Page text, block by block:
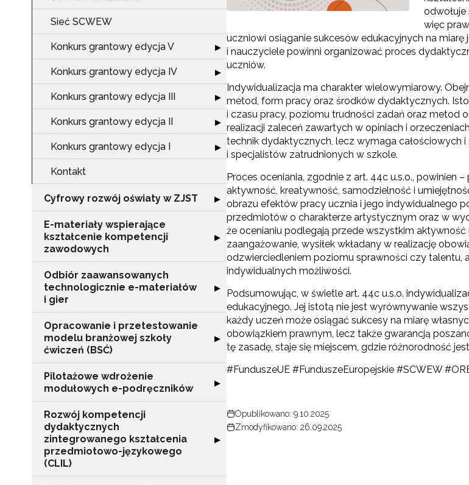
Sieć SCWEW
Konkurs grantowy edycja V Rozwiń sekcję "Konkurs grantowy edycja V"
▶
Konkurs grantowy edycja IV Rozwiń sekcję "Konkurs grantowy edycja IV"
▶
Konkurs grantowy edycja III Rozwiń sekcję "Konkurs grantowy edycja III"
▶
Konkurs grantowy edycja II Rozwiń sekcję "Konkurs grantowy edycja II"
▶
Konkurs grantowy edycja I Rozwiń sekcję "Konkurs grantowy edycja I"
▶
Kontakt
Cyfrowy rozwój oświaty w ZJST Rozwiń sekcję "Cyfrowy rozwój oświaty w ZJST"
▶
E-materiały wspierające
kształcenie kompetencji
zawodowych
Rozwiń sekcję "E-materiały wspierające kształcenie kompetencji
▶
Odbiór zaawansowanych
technologicznie e-materiałów
i gier
Rozwiń sekcję "Odbiór zaawansowanych technologicznie e-
▶
Opracowanie i przetestowanie
modelu branżowej szkoły
ćwiczeń (BSĆ)
Rozwiń sekcję "Opracowanie i przetestowanie modelu branżowej
▶
Pilotażowe wdrożenie
modułowych e-podręczników
Rozwiń sekcję "Pilotażowe wdrożenie modułowych e-podręczników"
▶
Rozwój kompetencji
dydaktycznych
zintegrowanego kształcenia
przedmiotowo-językowego
(CLIL)
Rozwiń sekcję "Rozwój kompetencji dydaktycznych zintegrowanego
▶
więc
uczniowi osiąganie sukcesów edukacyjnych na
i nauczyciele powinni organizować proces
uczniów.
Indywidualizacja ma charakter wielowymiarowy.
metod, form pracy oraz środków dydaktycznych.
i czasu pracy, poziomu trudności zadań oraz metod
realizacji zaleceń zawartych w opiniach i
technik dydaktycznych, lecz wymaga całościowych
i specjalistów zatrudnionych w szkole.
Proces oceniania, zgodnie z art. 44c u.s.o.,
aktywność, kreatywność, samodzielność i
obrazu efektów pracy ucznia i jego indywidualnego
przedmiotów o charakterze artystycznym oraz w
że ocenianiu podlegają przede wszystkim
zaangażowanie, wysiłek wkładany w realizację
odzwierciedleniem poziomu sprawności czy talentu,
indywidualnych możliwości.
Podsumowując, w świetle art. 44c u.s.o.
edukacyjnego. Jej istotą nie jest wyrównywanie
każdy uczeń może osiągać sukcesy na miarę
obowiązkiem prawnym, lecz także gwarancją
tę zasadę, staje się miejscem, gdzie różnorodność
#FunduszeUE #FunduszeEuropejskie #SCWEW
Opublikowano: 9.10.2025
Zmodyfikowano: 26.09.2025